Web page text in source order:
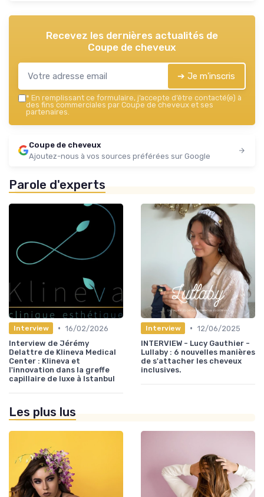
Recevez les dernières actualités de
Coupe de cheveux
➔ Je m'inscris
* En remplissant ce formulaire, j’accepte d’être contacté(e) à
des fins commerciales par Coupe de cheveux et ses
partenaires.
Coupe de cheveux
Ajoutez-nous à vos sources préférées sur Google
Parole d'experts
Interview • 16/02/2026
Interview de Jérémy
Delattre de Klineva Medical
Center : Klineva et
l'innovation dans la greffe
capillaire de luxe à Istanbul
Interview • 12/06/2025
INTERVIEW - Lucy Gauthier -
Lullaby : 6 nouvelles manières
de s'attacher les cheveux
inclusives.
Les plus lus